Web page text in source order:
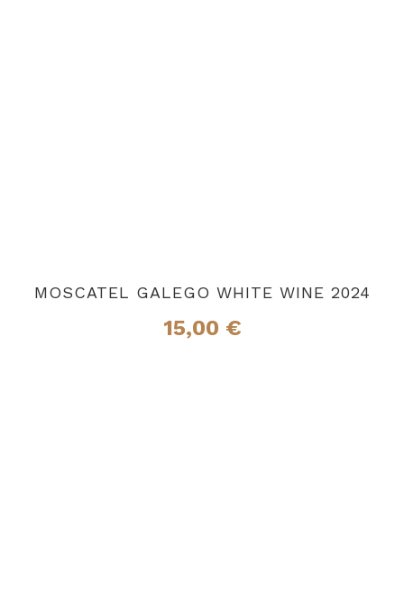
MOSCATEL GALEGO WHITE WINE 2024
15,00 €